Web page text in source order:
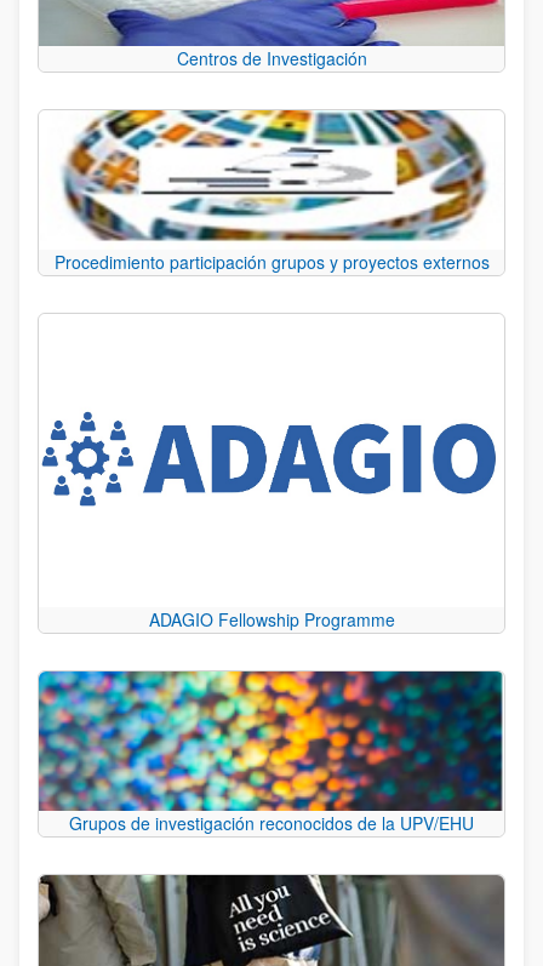
Centros de Investigación
Procedimiento participación grupos y proyectos externos
ADAGIO Fellowship Programme
Grupos de investigación reconocidos de la UPV/EHU